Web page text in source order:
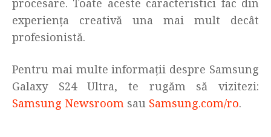
procesare. Toate aceste caracteristici fac din
experiența creativă una mai mult decât
profesionistă.
Pentru mai multe informații despre Samsung
Galaxy S24 Ultra, te rugăm să vizitezi:
Samsung Newsroom sau Samsung.com/ro.